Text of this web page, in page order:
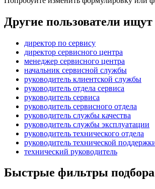
Другие пользователи ищут
директор по сервису
директор сервисного центра
менеджер сервисного центра
начальник сервисной службы
руководитель клиентской службы
руководитель отдела сервиса
руководитель сервиса
руководитель сервисного отдела
руководитель службы качества
руководитель службы эксплуатации
руководитель технического отдела
руководитель технической
технический руководитель
Быстрые фильтры